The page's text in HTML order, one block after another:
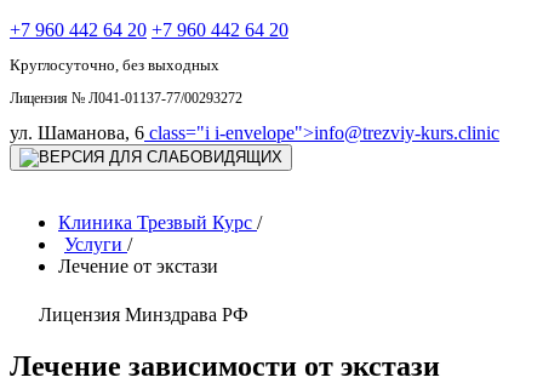
+7 960 442 64 20 +7 960 442 64 20
Круглосуточно, без выходных
Лицензия № Л041-01137-77/00293272
ул. Шаманова, 6 class="i i-envelope">info@trezviy-kurs.clinic
Клиника Трезвый Курс /
Услуги /
Лечение от экстази
Лицензия Минздрава РФ
Лечение зависимости от экстази